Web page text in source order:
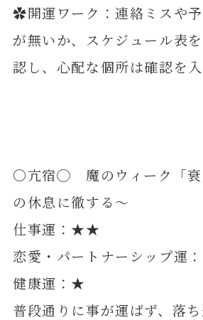
✿開運ワーク：連絡ミスや
が無いか、スケジュール表
認し、心配な個所は確認を入
〇亢宿◯ 魔のウィーク「衰
の休息に徹する～
仕事運：★★
恋愛・パートナーシップ運
健康運：★
普段通りに事が運ばず、落ち